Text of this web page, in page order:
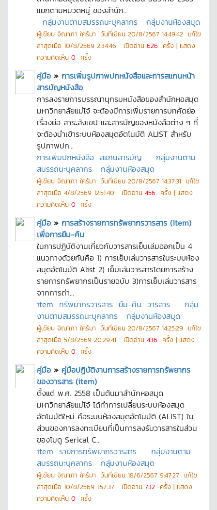
แยกตามหมวดหมู่ ของสำนัก...
กลุ่มงานตามสมรรถนะบุคลากร
กลุ่มงานห้องสมุด
ผู้เขียน จิณาภา ใคร้มา วันที่เขียน 20/8/2567 14:49:42 แก้ไข
ล่าสุดเมื่อ 10/8/2569 2:34:46 เปิดอ่าน 626 ครั้ง | แสดง
ความคิดเห็น 0 ครั้ง
คู่มือ » การเพิ่มรูปภาพปกหนังสือและการสแกนหน้า
สารบัญหนังสือ
การลงรายการบรรณานุกรมหนังสือของสำนักหอสมุด
มหาวิทยาลัยแม่โจ้ จะต้องมีการเพิ่มรายการบทคัดย่อ
เรื่องย่อ สาระสังเขป และสารบัญของหนังสือต่าง ๆ ที่
จะต้องนำเข้าระบบห้องสมุดอัตโนมัติ ALIST สำหรับ
รูปภาพปก...
การเพิ่มปกหนังสือ สแกนสารบัญ
กลุ่มงานตาม
สมรรถนะบุคลากร
กลุ่มงานห้องสมุด
ผู้เขียน จิณาภา ใคร้มา วันที่เขียน 20/8/2567 14:37:31 แก้ไข
ล่าสุดเมื่อ 4/8/2569 12:51:40 เปิดอ่าน 456 ครั้ง | แสดง
ความคิดเห็น 0 ครั้ง
คู่มือ » การสร้างรายการทรัพยากรวารสาร (item)
เพื่อการยืม-คืน
ในการปฏิบัติงานเกี่ยวกับวารสารเย็บเล่มออกเป็น 4
แนวทางด้วยกันคือ 1) การเย็บเล่มวารสารในระบบห้อง
สมุดอัตโนมัติ Alist 2) เย็บเล่มวารสารโดยการสร้าง
รายการทรัพยากรเป็นรายฉบับ 3)การเย็บเล่มวารสาร
จากการถ่า...
item ทรัพยากรวารสาร ยืม-คืน วารสาร
กลุ่ม
งานตามสมรรถนะบุคลากร
กลุ่มงานห้องสมุด
ผู้เขียน จิณาภา ใคร้มา วันที่เขียน 20/8/2567 14:25:29 แก้ไข
ล่าสุดเมื่อ 5/8/2569 20:29:41 เปิดอ่าน 436 ครั้ง | แสดง
ความคิดเห็น 0 ครั้ง
คู่มือ » คู่มือปฏิบัติงานการสร้างรายการทรัพยากร
ของวารสาร (item)
ตั้งแต่ พ.ศ. 2558 เป็นต้นมาสำนักหอสมุด
มหาวิทยาลัยแม่โจ้ ได้ทำการเปลี่ยนระบบห้องสมุด
อัตโนมัติใหม่ คือระบบห้องสมุดอัตโนมัติ (ALIST) ใน
ส่วนของการลงทะเบียนที่เป็นการลงรับวารสารในส่วน
ของโมดู Serical C...
item รายการทรัพยากรวารสาร
กลุ่มงานตาม
สมรรถนะบุคลากร
กลุ่มงานห้องสมุด
ผู้เขียน จิณาภา ใคร้มา วันที่เขียน 18/6/2567 9:47:27 แก้ไข
ล่าสุดเมื่อ 10/8/2569 1:57:37 เปิดอ่าน 732 ครั้ง | แสดง
ความคิดเห็น 0 ครั้ง